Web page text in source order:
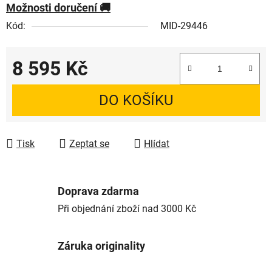
Možnosti doručení
Kód: MID-29446
8 595 Kč
Měrná cena:
DO KOŠÍKU
Tisk Zeptat se Hlídat
Doprava zdarma
Při objednání zboží nad 3000 Kč
Záruka originality